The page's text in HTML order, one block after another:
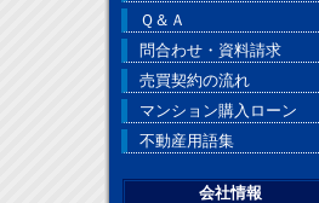
Ｑ＆Ａ
問合わせ・資料請求
売買契約の流れ
マンション購入ローン
不動産用語集
会社情報